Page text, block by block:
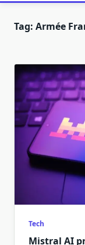
Tag: Armée
Tech
Mistral AI